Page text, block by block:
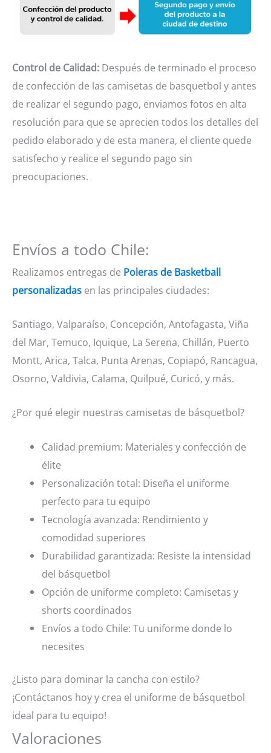
Control de Calidad: Después de terminado el proceso
de confección de las camisetas de basquetbol y antes
de realizar el segundo pago, enviamos fotos en alta
resolución para que se aprecien todos los detalles del
pedido elaborado y de esta manera, el cliente quede
satisfecho y realice el segundo pago sin
preocupaciones.
Envíos a todo Chile:
Realizamos entregas de Poleras de Basketball
personalizadas en las principales ciudades:
Santiago, Valparaíso, Concepción, Antofagasta, Viña
del Mar, Temuco, Iquique, La Serena, Chillán, Puerto
Montt, Arica, Talca, Punta Arenas, Copiapó, Rancagua,
Osorno, Valdivia, Calama, Quilpué, Curicó, y más.
¿Por qué elegir nuestras camisetas de básquetbol?
Calidad premium: Materiales y confección de
élite
Personalización total: Diseña el uniforme
perfecto para tu equipo
Tecnología avanzada: Rendimiento y
comodidad superiores
Durabilidad garantizada: Resiste la intensidad
del básquetbol
Opción de uniforme completo: Camisetas y
shorts coordinados
Envíos a todo Chile: Tu uniforme donde lo
necesites
¿Listo para dominar la cancha con estilo?
¡Contáctanos hoy y crea el uniforme de básquetbol
ideal para tu equipo!
Valoraciones